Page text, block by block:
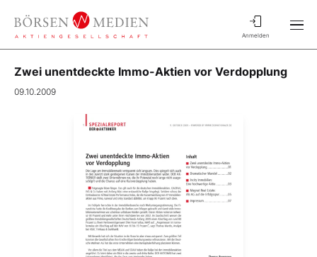
Anmelden
Zwei unentdeckte Immo-Aktien vor Verdopplung
09.10.2009